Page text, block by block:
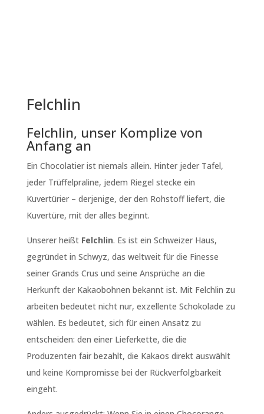
Felchlin
Felchlin, unser Komplize von
Anfang an
Ein Chocolatier ist niemals allein. Hinter jeder Tafel,
jeder Trüffelpraline, jedem Riegel stecke ein
Kuvertürier – derjenige, der den Rohstoff liefert, die
Kuvertüre, mit der alles beginnt.
Unserer heißt Felchlin. Es ist ein Schweizer Haus,
gegründet in Schwyz, das weltweit für die Finesse
seiner Grands Crus und seine Ansprüche an die
Herkunft der Kakaobohnen bekannt ist. Mit Felchlin zu
arbeiten bedeutet nicht nur, exzellente Schokolade zu
wählen. Es bedeutet, sich für einen Ansatz zu
entscheiden: den einer Lieferkette, die die
Produzenten fair bezahlt, die Kakaos direkt auswählt
und keine Kompromisse bei der Rückverfolgbarkeit
eingeht.